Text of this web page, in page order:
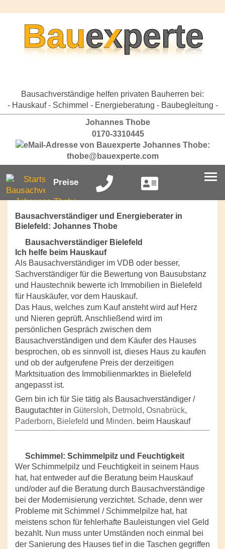
Bausachverständige helfen privaten Bauherren bei:
- Hauskauf - Schimmel - Energieberatung - Baubegleitung -
Johannes Thobe
0170-3310445
thobe@bauexperte.com
Preise
Bausachverständiger und Energieberater in
Bielefeld: Johannes Thobe
Bausachverständiger Bielefeld
Ich helfe beim Hauskauf
Als Bausachverständiger im VDB oder besser,
Sachverständiger für die Bewertung von Bausubstanz
und Haustechnik bewerte ich Immobilien in Bielefeld
für Hauskäufer, vor dem Hauskauf.
Das Haus, welches zum Kauf ansteht wird auf Herz
und Nieren geprüft. Anschließend wird im
persönlichen Gespräch zwischen dem
Bausachverständigen und dem Käufer des Hauses
besprochen, ob es sinnvoll ist, dieses Haus zu kaufen
und ob der aufgerufene Preis der derzeitigen
Marktsituation des Immobilienmarktes in Bielefeld
angepasst ist.
Gern bin ich für Sie tätig als Bausachverständiger /
Baugutachter in Gütersloh, Detmold, Osnabrück,
Paderborn, Bielefeld und Minden. beim Hauskauf
Schimmel: Schimmelpilz und Feuchtigkeit
Wer Schimmelpilz und Feuchtigkeit in seinem Haus
hat, hat entweder auf die Beratung beim Hauskauf
und/oder auf die Beratung durch Bausachverständige
bei der Modernisierung verzichtet. Schade, denn wer
Probleme mit Schimmel / Schimmelpilze hat, hat
meistens schon für fehlerhafte Bauleistungen viel Geld
bezahlt. Nun muss unter Umständen noch einmal bei
der Sanierung des Hauses tief in die Taschen gegriffen